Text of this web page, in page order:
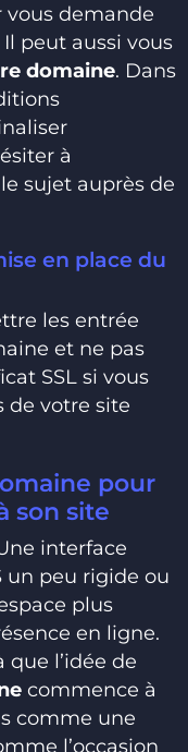
vous demande
peut aussi vous
domaine. Dans
à
sujet auprès de
en place du
les entrée
et ne pas
SSL si vous
de votre site
pour
son site
interface
un peu rigide ou
plus
en ligne.
que l’idée de
commence à
comme une
l’occasion